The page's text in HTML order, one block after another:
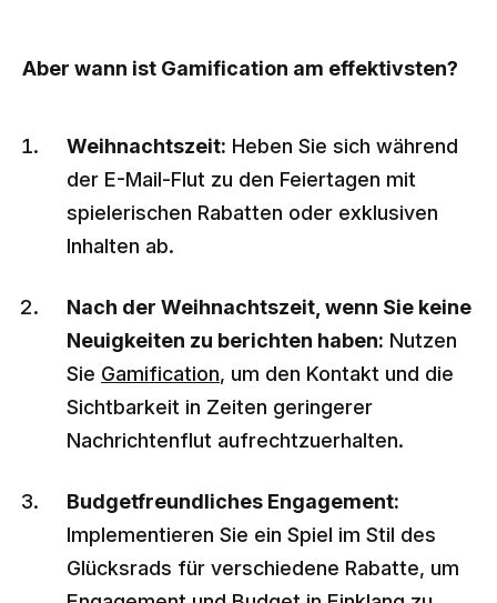
Aber wann ist Gamification am effektivsten?
Weihnachtszeit: Heben Sie sich während
der E-Mail-Flut zu den Feiertagen mit
spielerischen Rabatten oder exklusiven
Inhalten ab.
Nach der Weihnachtszeit, wenn Sie keine
Neuigkeiten zu berichten haben: Nutzen
Sie Gamification, um den Kontakt und die
Sichtbarkeit in Zeiten geringerer
Nachrichtenflut aufrechtzuerhalten.
Budgetfreundliches Engagement:
Implementieren Sie ein Spiel im Stil des
Glücksrads für verschiedene Rabatte, um